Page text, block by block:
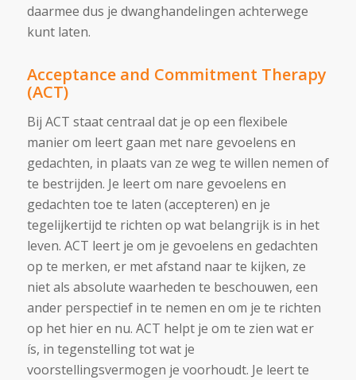
daarmee dus je dwanghandelingen achterwege
kunt laten.
Acceptance and Commitment Therapy
(ACT)
Bij ACT staat centraal dat je op een flexibele
manier om leert gaan met nare gevoelens en
gedachten, in plaats van ze weg te willen nemen of
te bestrijden. Je leert om nare gevoelens en
gedachten toe te laten (accepteren) en je
tegelijkertijd te richten op wat belangrijk is in het
leven. ACT leert je om je gevoelens en gedachten
op te merken, er met afstand naar te kijken, ze
niet als absolute waarheden te beschouwen, een
ander perspectief in te nemen en om je te richten
op het hier en nu. ACT helpt je om te zien wat er
ís, in tegenstelling tot wat je
voorstellingsvermogen je voorhoudt. Je leert te